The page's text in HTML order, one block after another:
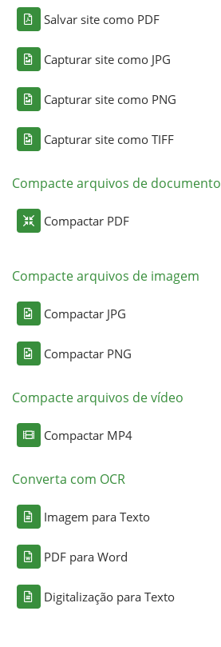
Salvar site como PDF
Capturar site como JPG
Capturar site como PNG
Capturar site como TIFF
Compacte arquivos de documento
Compactar PDF
Compacte arquivos de imagem
Compactar JPG
Compactar PNG
Compacte arquivos de vídeo
Compactar MP4
Converta com OCR
Imagem para Texto
PDF para Word
Digitalização para Texto